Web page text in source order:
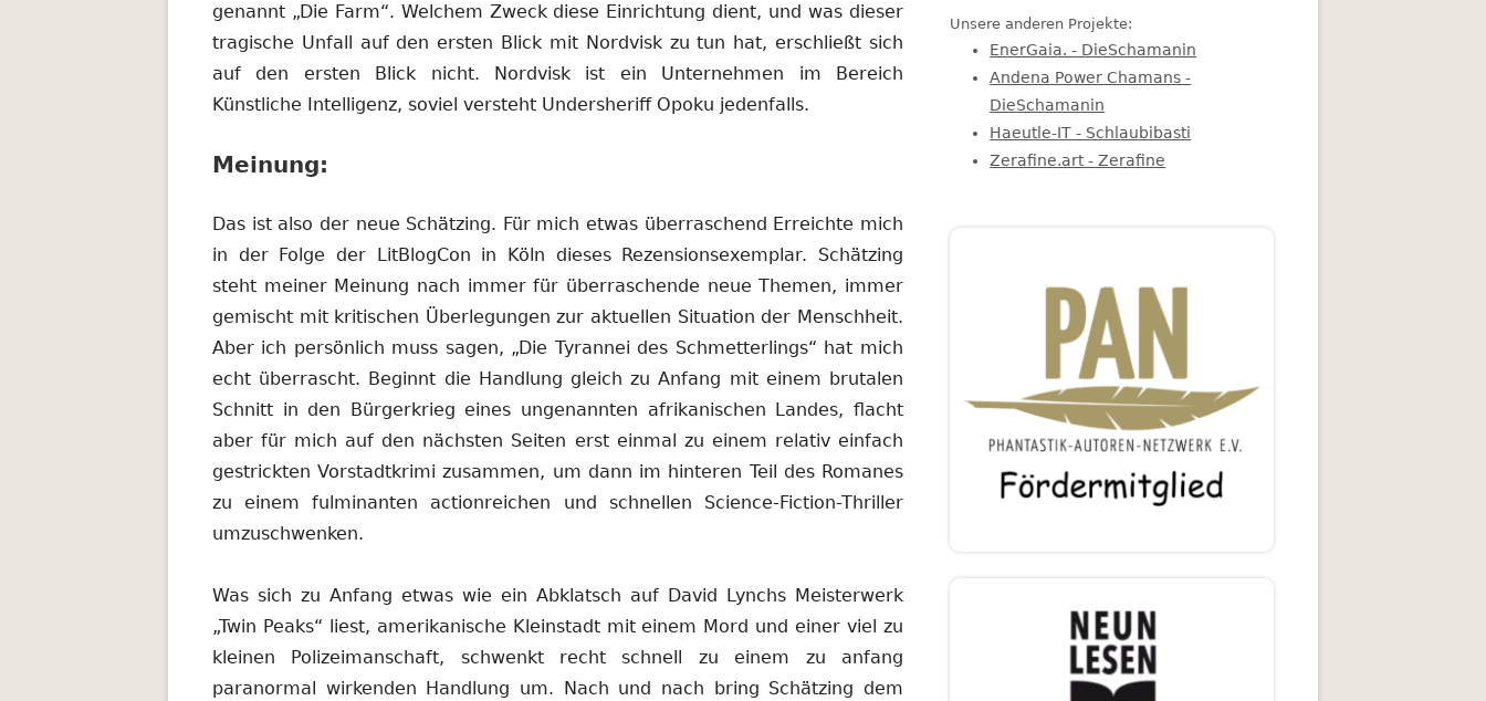
genannt „Die Farm“. Welchem Zweck diese Einrichtung dient, und was dieser
tragische Unfall auf den ersten Blick mit Nordvisk zu tun hat, erschließt sich
auf den ersten Blick nicht. Nordvisk ist ein Unternehmen im Bereich
Künstliche Intelligenz, soviel versteht Undersheriff Opoku jedenfalls.
Meinung:
Das ist also der neue Schätzing. Für mich etwas überraschend Erreichte mich
in der Folge der LitBlogCon in Köln dieses Rezensionsexemplar. Schätzing
steht meiner Meinung nach immer für überraschende neue Themen, immer
gemischt mit kritischen Überlegungen zur aktuellen Situation der Menschheit.
Aber ich persönlich muss sagen, „Die Tyrannei des Schmetterlings“ hat mich
echt überrascht. Beginnt die Handlung gleich zu Anfang mit einem brutalen
Schnitt in den Bürgerkrieg eines ungenannten afrikanischen Landes, flacht
aber für mich auf den nächsten Seiten erst einmal zu einem relativ einfach
gestrickten Vorstadtkrimi zusammen, um dann im hinteren Teil des Romanes
zu einem fulminanten actionreichen und schnellen Science-Fiction-Thriller
umzuschwenken.
Was sich zu Anfang etwas wie ein Abklatsch auf David Lynchs Meisterwerk
„Twin Peaks“ liest, amerikanische Kleinstadt mit einem Mord und einer viel zu
kleinen Polizeimanschaft, schwenkt recht schnell zu einem zu anfang
paranormal wirkenden Handlung um. Nach und nach bring Schätzing dem
Unsere anderen Projekte:
EnerGaia. - DieSchamanin
Andena Power Chamans -
DieSchamanin
Haeutle-IT - Schlaubibasti
Zerafine.art - Zerafine